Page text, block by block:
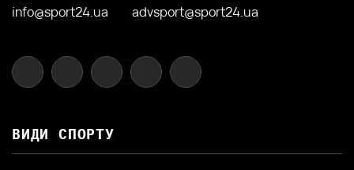
info@sport24.ua advsport@sport24.ua
ВИДИ СПОРТУ